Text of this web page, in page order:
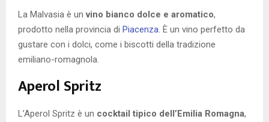
La Malvasia è unvino bianco dolce e aromatico,
prodotto nella provincia di Piacenza. È un vino perfetto da
gustare con i dolci, come i biscotti della tradizione
emiliano-romagnola.
Aperol Spritz
L’Aperol Spritz è un cocktail tipico dell’Emilia Romagna,